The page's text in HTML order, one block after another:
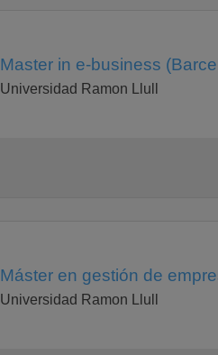
Master in e-business
Universidad Ramon Llull
Máster en gestión de
Universidad Ramon Llull